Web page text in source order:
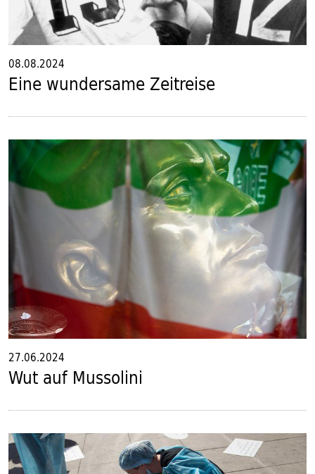
08.08.2024
Eine wundersame Zeitreise
27.06.2024
Wut auf Mussolini